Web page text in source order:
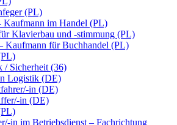
(PL)
Kaufmann im Handel (PL)
Klavierbau und -stimmung (PL)
Kaufmann für Buchhandel (PL)
/ Sicherheit (36)
Logistik (DE)
in (DE)
in (DE)
in im Betriebsdienst – Fachrichtung